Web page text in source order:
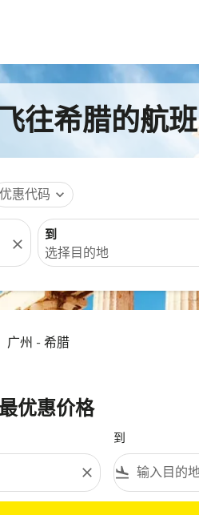
往希腊的航班
优惠代码 expand_more
close
到
广州 - 希腊
优惠价格
close
到
flight_land